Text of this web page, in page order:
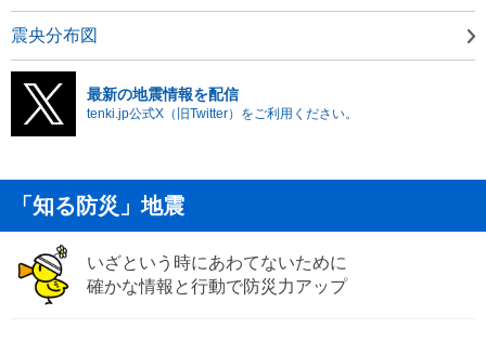
震央分布図
最新の地震情報を配信
tenki.jp公式X（旧Twitter）をご利用ください。
「知る防災」地震
いざという時にあわてないために
確かな情報と行動で防災力アップ